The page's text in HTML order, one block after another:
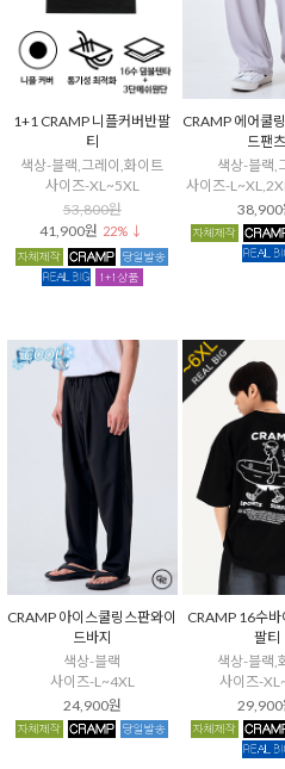
1+1 CRAMP 니플커버반팔
티
색상-블랙,그레이,화이트
사이즈-XL~5XL
53,800원
41,900원 22% ↓
CRAMP 에어쿨
드팬츠
색상-블랙,
사이즈-
38,900
CRAMP 아이스쿨링스판와이
드바지
색상-블랙
사이즈-L~4XL
24,900원
CRAMP 16수바
팔티
색상-블랙,
사이즈-
29,900